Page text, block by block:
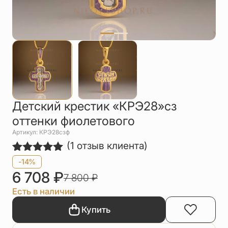
Цепи
Чётки
Шнурки на
Другое
Детский крестик «КРЭ28»сз
оттенки фиолетового
Артикул: КРЭ28сзф
Рейтинг
5.00из 5
на основе
опроса
1
пользователя
(1 отзыв клиента)
-14%
6 708 ₽7 800₽
Есть в наличии
Купить